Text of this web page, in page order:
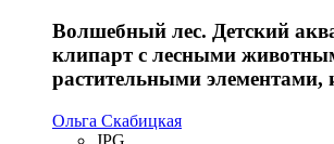
Волшебный лес. Детский
клипарт с лесными
растительными элементами,
Ольга Скабицкая